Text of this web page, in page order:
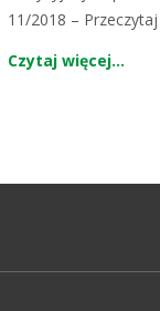
11/2018 –
Czytaj więcej…